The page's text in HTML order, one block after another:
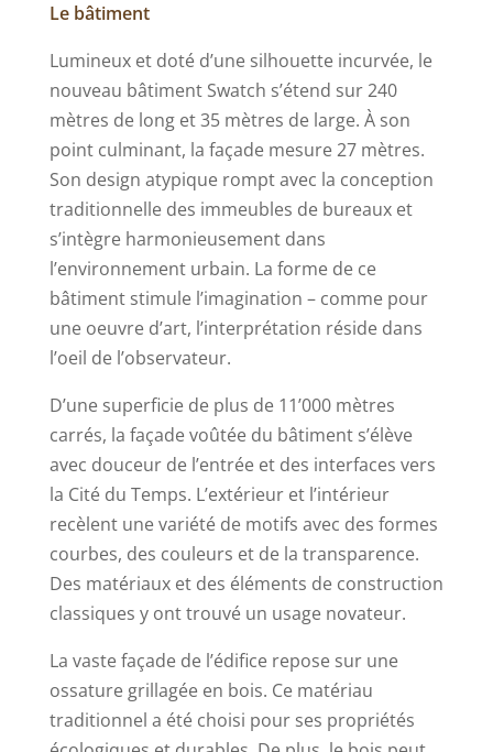
Le bâtiment
Lumineux et doté d’une silhouette incurvée, le
nouveau bâtiment Swatch s’étend sur 240
mètres de long et 35 mètres de large. À son
point culminant, la façade mesure 27 mètres.
Son design atypique rompt avec la conception
traditionnelle des immeubles de bureaux et
s’intègre harmonieusement dans
l’environnement urbain. La forme de ce
bâtiment stimule l’imagination – comme pour
une oeuvre d’art, l’interprétation réside dans
l’oeil de l’observateur.
D’une superficie de plus de 11’000 mètres
carrés, la façade voûtée du bâtiment s’élève
avec douceur de l’entrée et des interfaces vers
la Cité du Temps. L’extérieur et l’intérieur
recèlent une variété de motifs avec des formes
courbes, des couleurs et de la transparence.
Des matériaux et des éléments de construction
classiques y ont trouvé un usage novateur.
La vaste façade de l’édifice repose sur une
ossature grillagée en bois. Ce matériau
traditionnel a été choisi pour ses propriétés